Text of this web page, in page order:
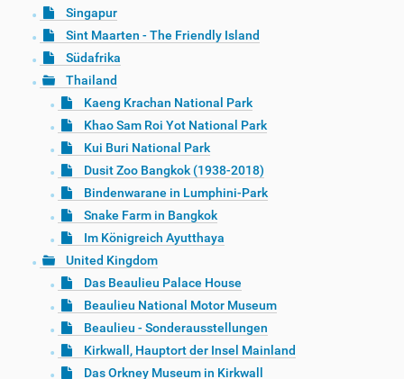
Singapur
Sint Maarten - The Friendly Island
Südafrika
Thailand
Kaeng Krachan National Park
Khao Sam Roi Yot National Park
Kui Buri National Park
Dusit Zoo Bangkok (1938-2018)
Bindenwarane in Lumphini-Park
Snake Farm in Bangkok
Im Königreich Ayutthaya
United Kingdom
Das Beaulieu Palace House
Beaulieu National Motor Museum
Beaulieu - Sonderausstellungen
Kirkwall, Hauptort der Insel Mainland
Das Orkney Museum in Kirkwall